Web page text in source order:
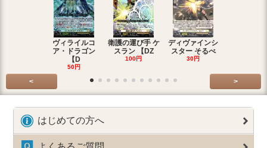
ヴィライルコ
ア・ドラゴン
【D
50円
衛護の運び手 ケ
スラン 【DZ
100円
ディヴァインシ
スター そるべ
30円
< >
はじめての方へ